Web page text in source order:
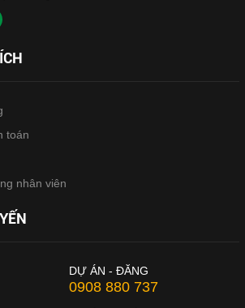
toán
nhân viên
DỰ ÁN - ĐĂNG
0908 880 737